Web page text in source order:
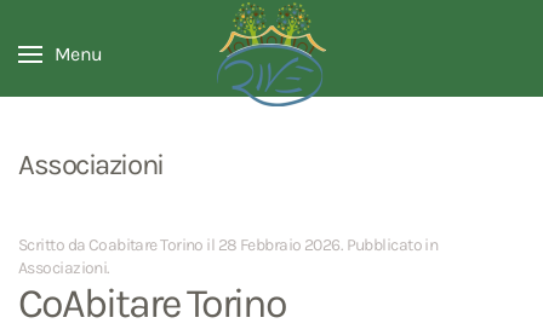
Menu
Associazioni
Scritto da Coabitare Torino il 28 Febbraio 2026. Pubblicato in
Associazioni.
CoAbitare Torino